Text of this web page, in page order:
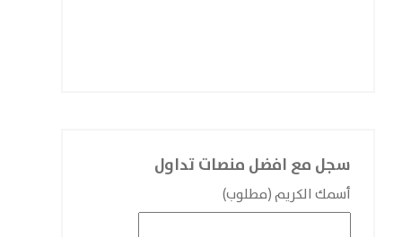
سجل مع افضل منصات تداول
أسمك الكريم (مطلوب)